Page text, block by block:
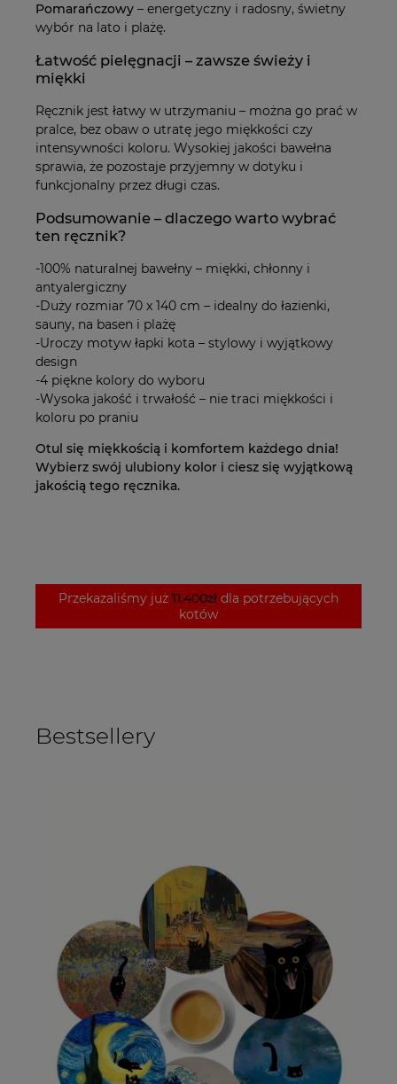
Pomarańczowy – energetyczny i radosny, świetny
wybór na lato i plażę.
Łatwość pielęgnacji – zawsze świeży i
miękki
Ręcznik jest łatwy w utrzymaniu – można go prać w
pralce, bez obaw o utratę jego miękkości czy
intensywności koloru. Wysokiej jakości bawełna
sprawia, że pozostaje przyjemny w dotyku i
funkcjonalny przez długi czas.
Podsumowanie – dlaczego warto wybrać
ten ręcznik?
-100% naturalnej bawełny – miękki, chłonny i
antyalergiczny
-Duży rozmiar 70 x 140 cm – idealny do łazienki,
sauny, na basen i plażę
-Uroczy motyw łapki kota – stylowy i wyjątkowy
design
-4 piękne kolory do wyboru
-Wysoka jakość i trwałość – nie traci miękkości i
koloru po praniu
Otul się miękkością i komfortem każdego dnia!
Wybierz swój ulubiony kolor i ciesz się wyjątkową
jakością tego ręcznika.
Przekazaliśmy już 11.400zł dla potrzebujących
kotów
Bestsellery